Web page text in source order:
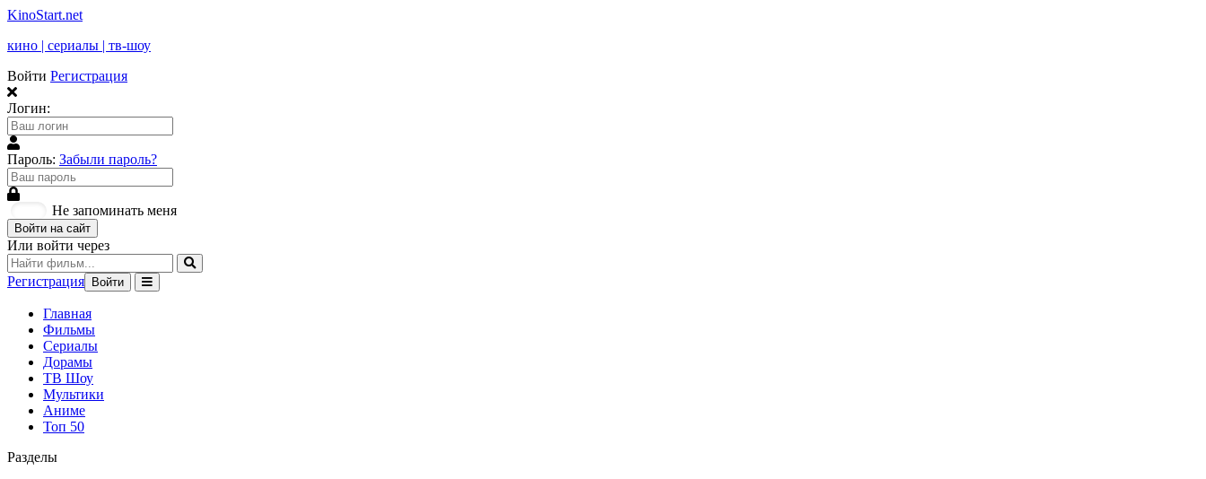
KinoStart.net
кино | сериалы | тв-шоу
Войти Регистрация
Логин:
Пароль: Забыли пароль?
Не запоминать меня
Войти на сайт
Или войти через
Регистрация Войти
Главная
Фильмы
Сериалы
Дорамы
ТВ Шоу
Мультики
Аниме
Топ 50
Разделы